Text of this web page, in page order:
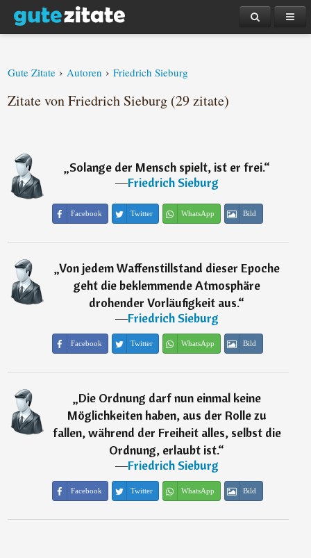
Gute Zitate › Autoren › Friedrich Sieburg
Zitate von Friedrich Sieburg (29 zitate)
„Solange der Mensch spielt, ist er frei.“
―Friedrich Sieburg
Facebook Twitter WhatsApp Bild
„Von jedem Waffenstillstand dieser Epoche
geht die beklemmende Atmosphäre
drohender Vorläufigkeit aus.“
―Friedrich Sieburg
Facebook Twitter WhatsApp Bild
„Die Ordnung darf nun einmal keine
Möglichkeiten haben, aus der Rolle zu
fallen, während der Freiheit alles, selbst die
Ordnung, erlaubt ist.“
―Friedrich Sieburg
Facebook Twitter WhatsApp Bild